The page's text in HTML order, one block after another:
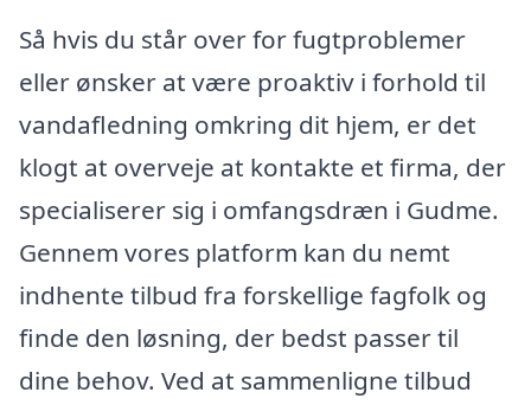
Så hvis du står over for fugtproblemer
eller ønsker at være proaktiv i forhold til
vandafledning omkring dit hjem, er det
klogt at overveje at kontakte et firma, der
specialiserer sig i omfangsdræn i Gudme.
Gennem vores platform kan du nemt
indhente tilbud fra forskellige fagfolk og
finde den løsning, der bedst passer til
dine behov. Ved at sammenligne tilbud